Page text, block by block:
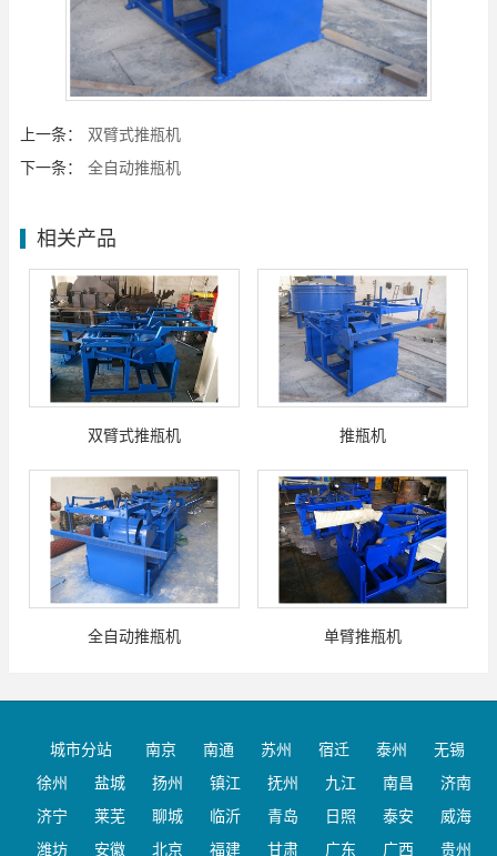
上一条：
双臂式推瓶机
下一条：
全自动推瓶机
相关产品
双臂式推瓶机 推瓶机
全自动推瓶机 单臂推瓶机
城市分站 南京 南通 苏州 宿迁 泰州
无锡
徐州
盐城 扬州 镇江 抚州 九江 南昌
济南
济宁
莱芜 聊城 临沂 青岛 日照 泰安
威海
潍坊
安徽 北京 福建 甘肃 广东 广西 贵州